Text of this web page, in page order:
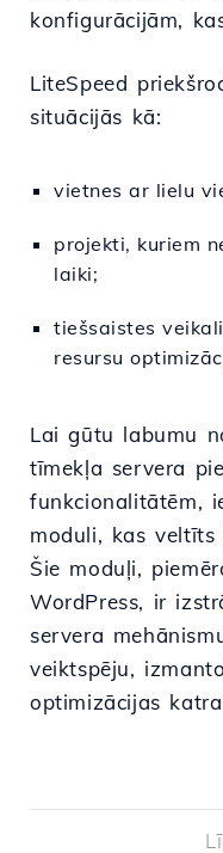
konfigurācijām,
LiteSpeed
situācijās kā:
vietnes ar lielu
projekti, kuriem
laiki;
tiešsaistes
resursu
Lai gūtu labumu
tīmekļa servera
funkcionalitātēm,
moduli, kas
Šie moduļi,
WordPress, ir
servera
veiktspēju,
optimizācijas